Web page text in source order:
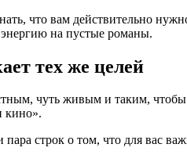
что вам действительно
на пустые романы.
тех же целей
чуть живым и таким,
кино».
строк о том, что для вас